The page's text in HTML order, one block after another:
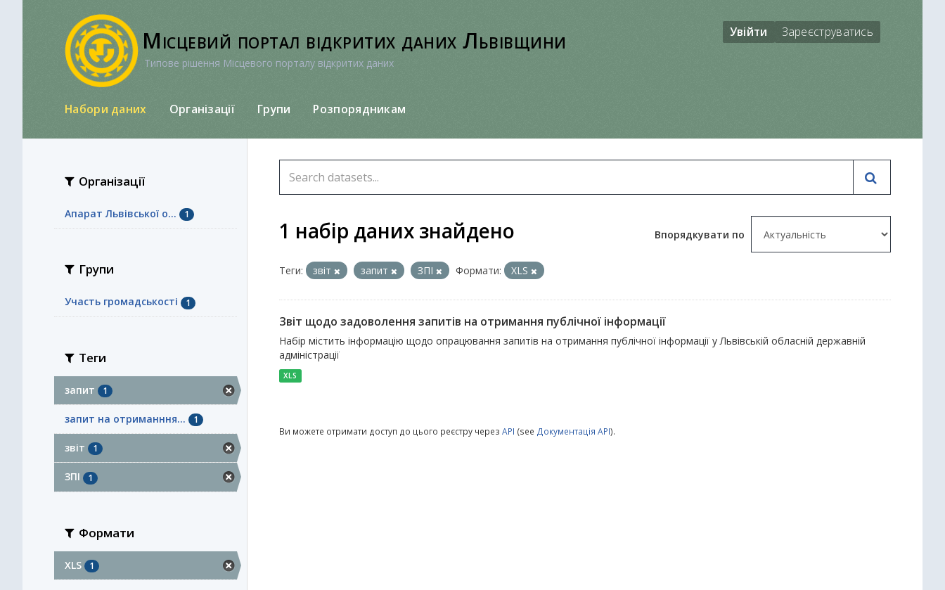
Місцевий портал відкритих даних Львівщини
Типове рішення Місцевого порталу відкритих даних
Увійти Зареєструватись
Набори даних Організації Групи Розпорядникам
Організації
Апарат Львівської о... 1
Групи
Участь громадськості 1
Теги
запит 1
запит на отриманння... 1
звіт 1
ЗПІ 1
Формати
XLS 1
Впорядкувати по
1 набір даних знайдено
Теги: звіт запит ЗПІ Формати: XLS
Звіт щодо задоволення запитів на отримання публічної інформації
Набір містить інформацію щодо опрацювання запитів на отримання публічної інформації у Львівській обласній державній
адміністрації
XLS
Ви можете отримати доступ до цього реєстру через API (see Документація API).